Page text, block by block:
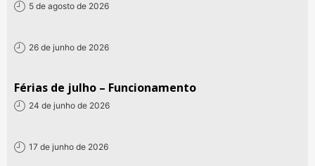
5 de agosto de 2026
26 de junho de 2026
Férias de julho – Funcionamento
24 de junho de 2026
17 de junho de 2026